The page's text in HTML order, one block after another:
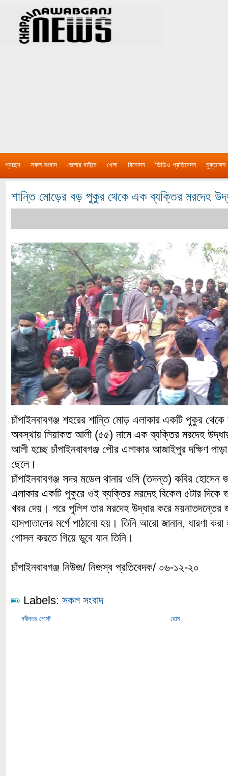
প্রচ্ছদ সকল সংবাদ জেলার বাইরে খেলা বিনোদন ভিডিও প্রতিবেদন মুক্তাঙ্গন
শান্তি মোড়ের বড় পুকুর থেকে এক ব্যক্তির মরদেহ
চাঁপাইনবাবগঞ্জ শহরের শান্তি মোড় এলাকার একটি পুকুর থেকে
অবস্থায় লিয়াকত আলী (৫৫) নামে এক ব্যক্তির মরদেহ
আলী হচ্ছে চাঁপাইনবাবগঞ্জ পৌর এলাকার আজাইপুর দক্ষিণ
ছেলে।
চাঁপাইনবাবগঞ্জ সদর মডেল থানার ওসি (তদন্ত) কবির হোসেন
এলাকার একটি পুকুরে ওই ব্যক্তির মরদেহ বিকেল ৫টার দিকে
খবর দেয়। পরে পুলিশ তার মরদেহ উদ্ধার করে ময়নাতদন্তের
হাসপাতালের মর্গে পাঠানো হয়। তিনি আরো জানান, ধারণা
গোসল করতে গিয়ে ডুবে যান তিনি।
চাঁপাইনবাবগঞ্জ নিউজ/ নিজস্ব প্রতিবেদক/ ০৬-১২-২০
Labels: সকল সংবাদ
নবীনতর পোস্ট হোম